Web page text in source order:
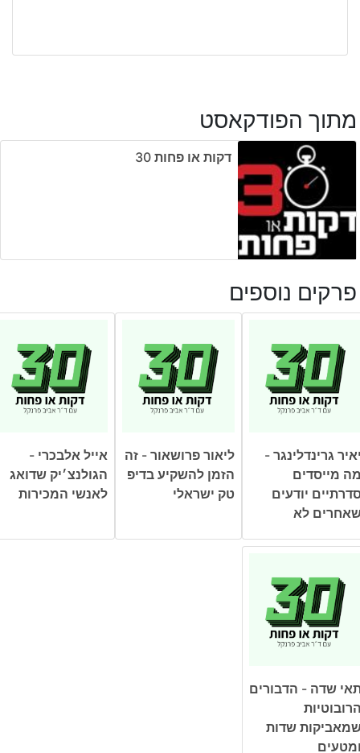
מתוך הפודקאסט
דקות או פחות ‎30
פרקים נוספים
גרינדלינגר -
מייסדים
יודעים
לא
ליאור פרושאור - זה
הזמן להשקיע בדיפ
טק ישראלי
אייל אלבכרי -
הגולנצ׳יק שדואג
לאנשי המכירות
שדה - הדבורים
שדות